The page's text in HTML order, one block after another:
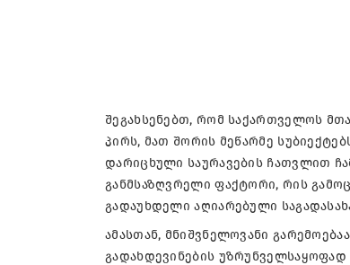
შეგახსენებთ, რომ საქართველოს
პირს, მათ შორის მეწარმე
დარიცხული საურავების ჩათვლით
განმსაზღვრელი ფაქტორი, რის
გადაუხდელი აღიარებული
ამასთან, მნიშვნელოვანი
გადახდევინების